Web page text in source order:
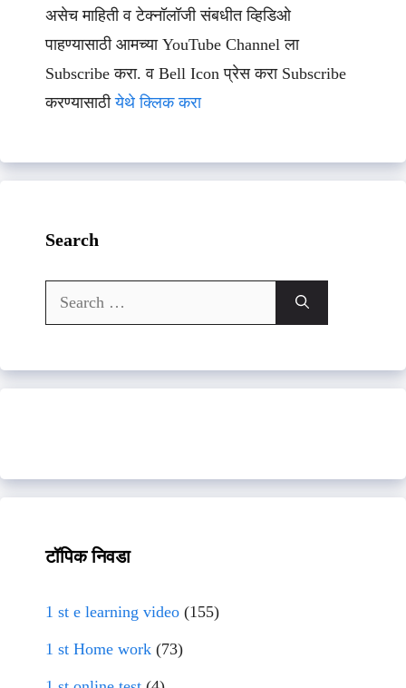
असेच माहिती व टेक्नॉलॉजी संबधीत व्हिडिओ
पाहण्यासाठी आमच्या YouTube Channel ला
Subscribe करा. व Bell Icon प्रेस करा Subscribe
करण्यासाठीयेथे क्लिक करा
Search
Search
for:
टॉपिक निवडा
1 st e learning video (155)
1 st Home work (73)